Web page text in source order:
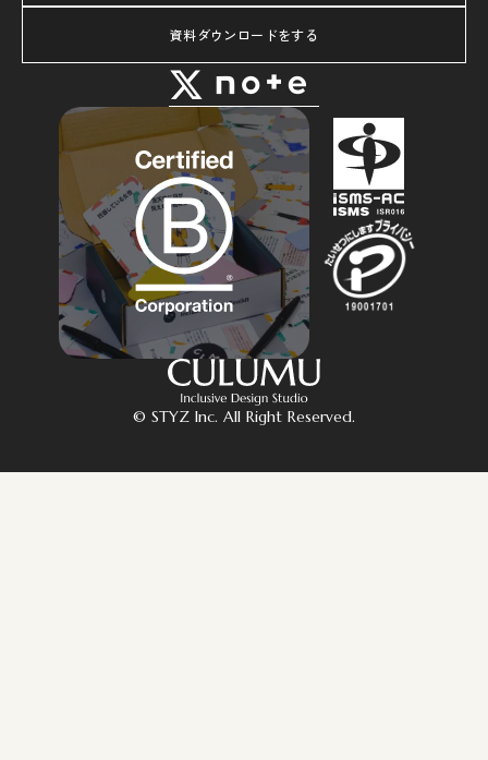
資料ダウンロードをする
© STYZ Inc. All Right Reserved.